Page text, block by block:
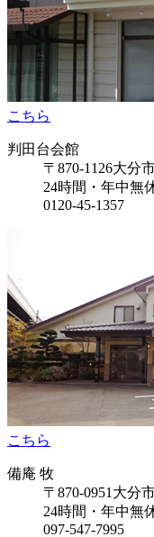
こちら
判田台会館
〒870-1126大分
24時間・年中無
0120-45-1357
こちら
備庵 牧
〒870-0951大分
24時間・年中無
097-547-7995